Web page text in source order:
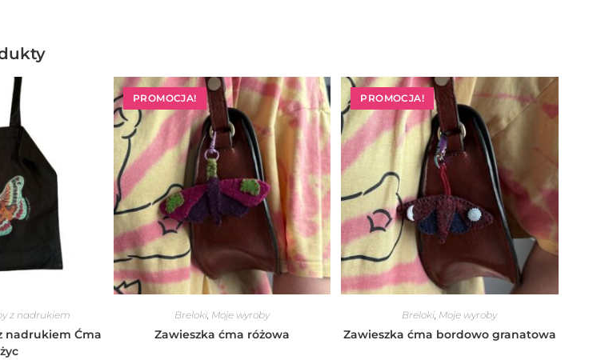
z nadrukiem
nadrukiem Ćma
PROMOCJA!
Breloki, Moje wyroby
Zawieszka ćma różowa
PROMOCJA!
Breloki, Moje wyroby
Zawieszka ćma bordowo granatowa